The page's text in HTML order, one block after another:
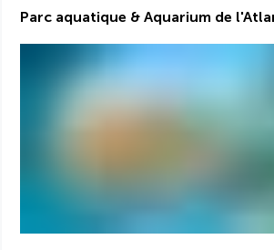
Parc aquatique & Aquarium de